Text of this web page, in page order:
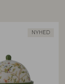
NYHED